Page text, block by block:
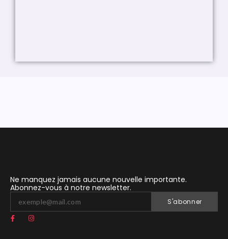
Ne manquez jamais aucune nouvelle importante.
Abonnez-vous à notre newsletter.
S'abonner